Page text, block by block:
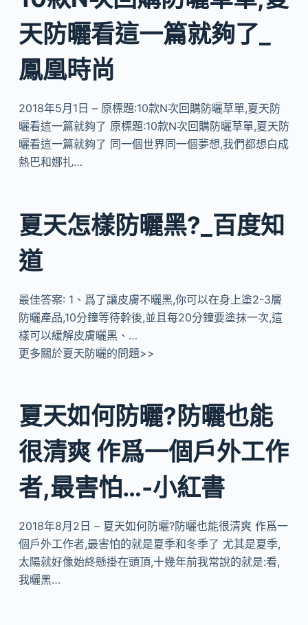
天防曬看這一篇就夠了_
鳳凰時尚
2018年5月1日 – 原標題:10款N次回購防曬草單,夏天防
曬看這一篇就夠了 原標題:10款N次回購防曬草單,夏天防
曬看這一篇就夠了 同一個世界同一個夢想,我們都想白成
熱巴和娜扎…
夏天怎樣防曬黑?_百度知
道
最佳答案: 1、爲了讓皮膚不曬黑,你可以在身上塗2-3層
防曬產品,10分鐘等待幹後,並且每20分鐘要塗抹一次,這
樣可以緩解皮膚曬黑、…
更多關於夏天防曬的問題>>
夏天如何防曬?防曬也能
很清爽 作爲一個戶外工作
者,最害怕…-小紅書
2018年8月2日 – 夏天如何防曬?防曬也能很清爽 作爲一
個戶外工作者,最害怕的就是夏季和冬季了 尤其是夏季,
太陽就好像始終懸掛在頭頂,十幾年前我常說的就是:看,
我曬黑…